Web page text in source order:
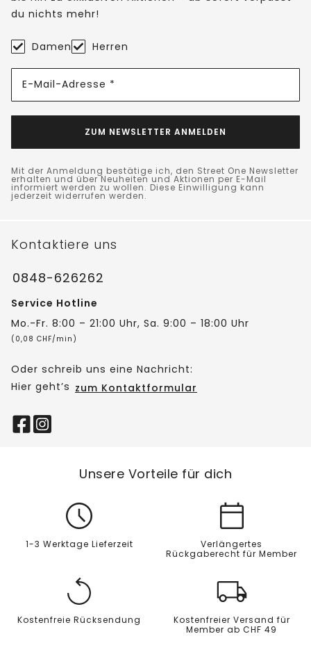
du nichts mehr!
Damen Herren
E-Mail-Adresse *
ZUM NEWSLETTER ANMELDEN
Mit der Anmeldung bestätige ich, den Street One Newsletter
erhalten und über Neuheiten und Aktionen per E-Mail
informiert werden zu wollen. Diese Einwilligung kann
jederzeit widerrufen werden.
Kontaktiere uns
0848-626262
Service Hotline
Mo.-Fr. 8:00 – 21:00 Uhr, Sa. 9:00 – 18:00 Uhr
(0,08 CHF/min)
Oder schreib uns eine Nachricht:
Hier geht’s zum Kontaktformular
Unsere Vorteile für dich
1-3 Werktage Lieferzeit
Verlängertes
Rückgaberecht für Member
Kostenfreie Rücksendung
Kostenfreier Versand für
Member ab CHF 49